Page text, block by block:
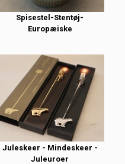
Spisestel-Stentøj-
Europæiske
Juleskeer - Mindeskeer -
Juleuroer